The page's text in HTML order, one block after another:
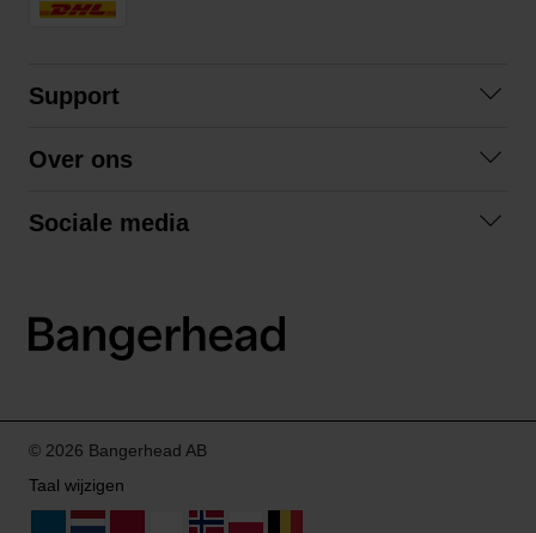
Support
Algemene voorwaarden
Over ons
Sociale media
LinkedIn
© 2026 Bangerhead AB
Taal wijzigen